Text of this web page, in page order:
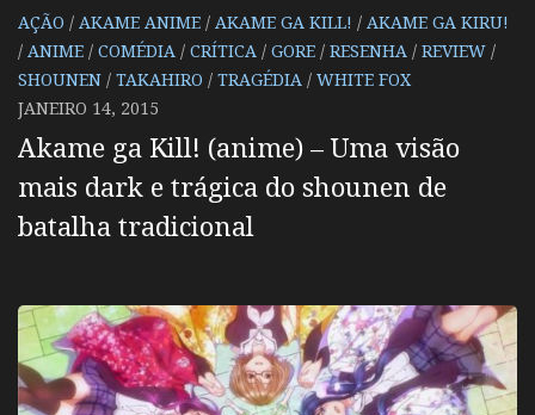
AÇÃO / AKAME ANIME / AKAME GA KILL! / AKAME GA KIRU!
/ ANIME / COMÉDIA / CRÍTICA / GORE / RESENHA / REVIEW /
SHOUNEN / TAKAHIRO / TRAGÉDIA / WHITE FOX
JANEIRO 14, 2015
Akame ga Kill! (anime) – Uma visão
mais dark e trágica do shounen de
batalha tradicional